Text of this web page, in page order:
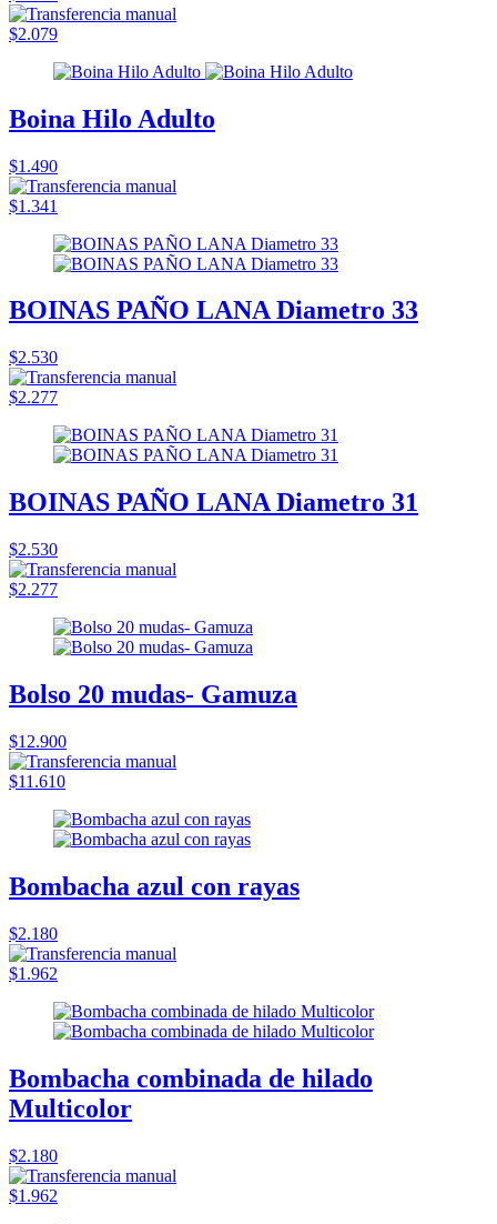
$2.079
Boina Hilo Adulto
$1.490
$1.341
BOINAS PAÑO LANA Diametro 33
$2.530
$2.277
BOINAS PAÑO LANA Diametro 31
$2.530
$2.277
Bolso 20 mudas- Gamuza
$12.900
$11.610
Bombacha azul con rayas
$2.180
$1.962
Bombacha combinada de hilado
Multicolor
$2.180
$1.962